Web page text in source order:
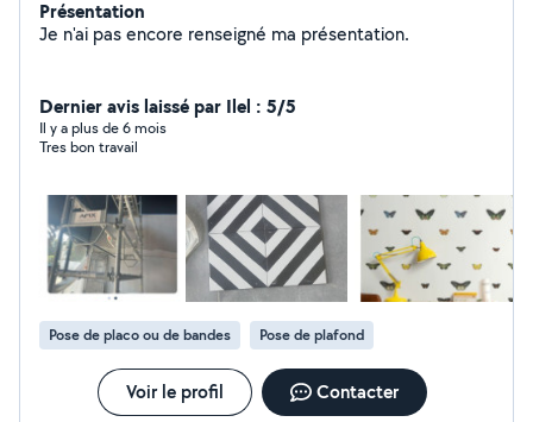
Présentation
Je n'ai pas encore renseigné ma présentation.
Dernier avis laissé par Ilel : 5/5
Il y a plus de 6 mois
Tres bon travail
Pose de placo ou de bandes Pose de plafond
Voir le profil Contacter